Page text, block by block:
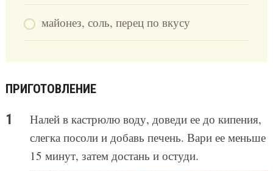
майонез, соль, перец по вкусу
ПРИГОТОВЛЕНИЕ
Налей в кастрюлю воду, доведи ее до кипения,
слегка посоли и добавь печень. Вари ее меньше
15 минут, затем достань и остуди.